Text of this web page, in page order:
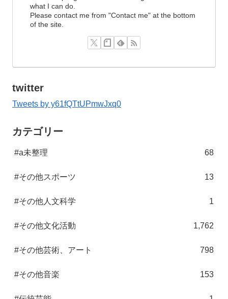
what I can do.
Please contact me from "Contact me" at the bottom
of the site.
twitter
Tweets by y61fQTtUPmwJxq0
カテゴリー
#a未整理 68
#その他スポーツ 13
#その他人文科学 1
#その他文化活動 1,762
#その他芸術、アート 798
#その他音楽 153